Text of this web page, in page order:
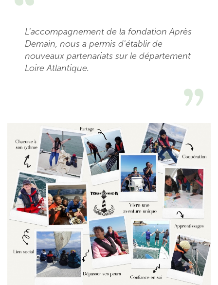
L'accompagnement de la fondation Après
Demain, nous a permis d'établir de
nouveaux partenariats sur le département
Loire Atlantique.